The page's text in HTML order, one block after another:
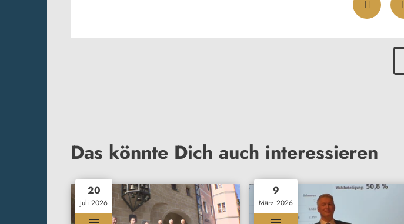
Das könnte Dich auch interessieren
20
Juli 2026
9
März 2026